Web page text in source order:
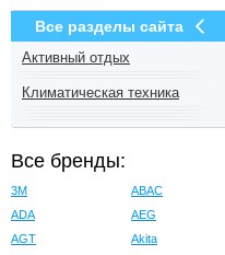
Все разделы сайта
Активный отдых
Климатическая техника
Все бренды:
3M
ABAC
ADA
AEG
AGT
Akita